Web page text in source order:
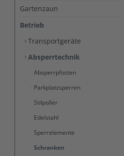
Gartenzaun
Betrieb
Transportgeräte
Absperrtechnik
Absperrpfosten
Parkplatzsperren
Stilpoller
Edelstahl
Sperrelemente
Schranken